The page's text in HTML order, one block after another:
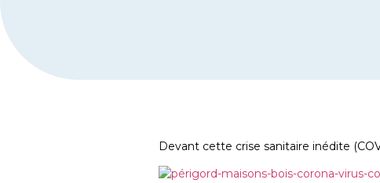
Devant cette crise sanitaire inédite